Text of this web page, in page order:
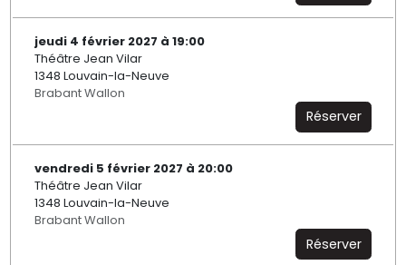
jeudi 4 février 2027 à 19:00
Théâtre Jean Vilar
1348 Louvain-la-Neuve
Brabant Wallon
Réserver
vendredi 5 février 2027 à 20:00
Théâtre Jean Vilar
1348 Louvain-la-Neuve
Brabant Wallon
Réserver